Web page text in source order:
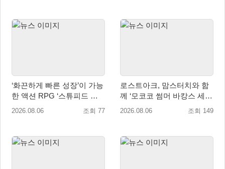
‘화끈하게 빠른 성장’이 가능
한 액션 RPG ‘스튜피드 네
버 다이즈’ 패키지판 예약판
2026.08.06 조회 77
로스트아크, 맘스터치와 함
께 ‘모코코 썸머 바캉스 세
트’ 출시
2026.08.06 조회 149